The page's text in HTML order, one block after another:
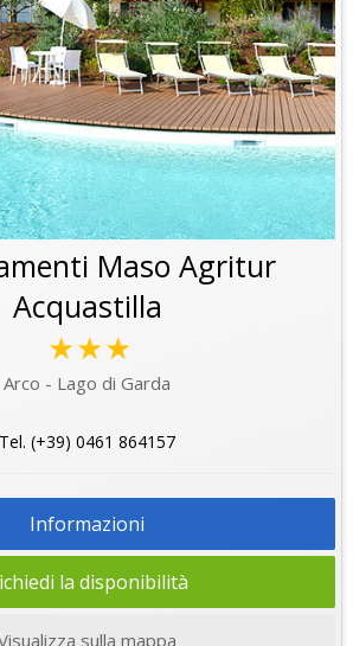
Maso Agritur
Acquastilla
★★★
Arco - Lago di Garda
Tel. (+39) 0461 864157
Informazioni
la disponibilità
sulla mappa